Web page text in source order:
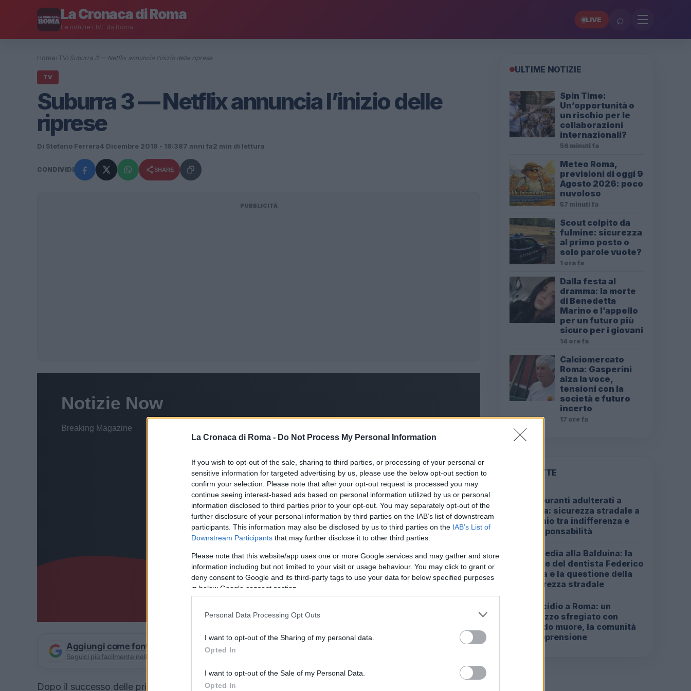
La Cronaca di Roma - Do Not Process My Personal Information
If you wish to opt-out of the sale, sharing to third parties, or processing of your personal or
sensitive information for targeted advertising by us, please use the below opt-out section to
confirm your selection. Please note that after your opt-out request is processed you may
continue seeing interest-based ads based on personal information utilized by us or personal
information disclosed to third parties prior to your opt-out. You may separately opt-out of the
further disclosure of your personal information by third parties on the IAB’s list of downstream
participants. This information may also be disclosed by us to third parties on the IAB’s List of
Downstream Participants that may further disclose it to other third parties.
Please note that this website/app uses one or more Google services and may gather and store
information including but not limited to your visit or usage behaviour. You may click to grant or
deny consent to Google and its third-party tags to use your data for below specified purposes
in below Google consent section.
Personal Data Processing Opt Outs
I want to opt-out of the Sharing of my personal data.
Opted In
I want to opt-out of the Sale of my Personal Data.
Opted In
La Cronaca di Roma
Le notizie LIVE da Roma
LIVE ⌕
Home› TV› Suburra 3 — Netflix annuncia l’inizio delle riprese
TV
Suburra 3 — Netflix annuncia l’inizio delle
riprese
Di Stefano Ferrera4 Dicembre 2019 - 16:387 anni fa2 min di lettura
CONDIVIDI SHARE
PUBBLICITÀ
Aggiungi come fonte preferita su Google
Seguici più facilmente nelle notizie consigliate
Dopo il successo delle prime due stagioni, Netflix annuncia l’inizio delle riprese della terza e ultima
ULTIME NOTIZIE
Spin Time:
Un’opportunità o
un rischio per le
collaborazioni
internazionali?
56 minuti fa
Meteo Roma,
previsioni di oggi 9
Agosto 2026: poco
nuvoloso
57 minuti fa
Scout colpito da
fulmine: sicurezza
al primo posto o
solo parole vuote?
1 ora fa
Dalla festa al
dramma: la morte
di Benedetta
Marino e l’appello
per un futuro più
sicuro per i giovani
14 ore fa
Calciomercato
Roma: Gasperini
alza la voce,
tensioni con la
società e futuro
incerto
17 ore fa
PIÙ LETTE
Carburanti adulterati a
Roma: sicurezza stradale a
rischio tra indifferenza e
irresponsabilità
Tragedia alla Balduina: la
morte del dentista Federico
Derla e la questione della
sicurezza stradale
Omicidio a Roma: un
ragazzo sfregiato con
l’acido muore, la comunità
in apprensione